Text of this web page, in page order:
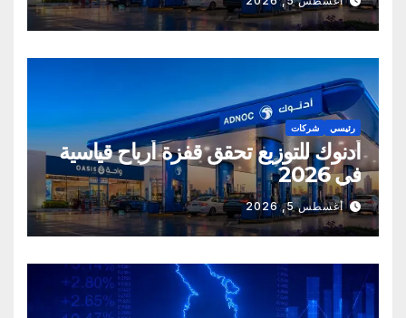
رئيسي شركات
أدنوك للتوزيع تحقق قفزة أرباح قياسية
في 2026
أغسطس 5, 2026